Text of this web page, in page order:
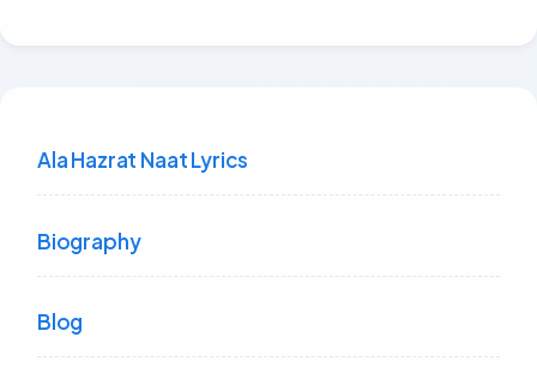
Ala Hazrat Naat Lyrics
Biography
Blog